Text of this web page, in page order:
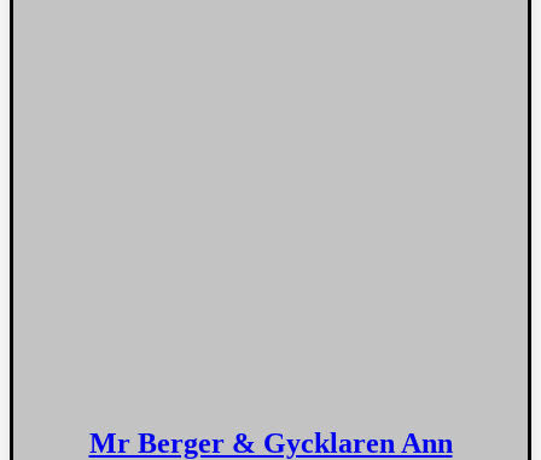
Mr Berger & Gycklaren Ann